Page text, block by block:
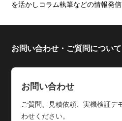
を活かしコラム執筆などの情報発信
お問い合わせ・ご質問について
お問い合わせ
ご質問、見積依頼、実機検証デ
わせください。